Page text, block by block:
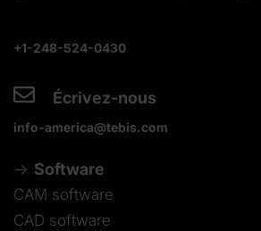
+1-248-524-0430
Écrivez-nous
info-america@tebis.com
Software
CAM software
CAD software